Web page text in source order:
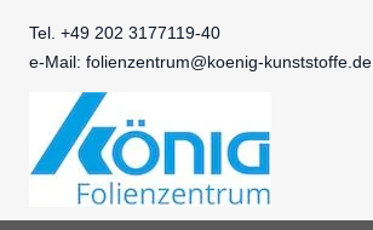
Tel. +49 202 3177119-40
e-Mail: folienzentrum@koenig-kunststoffe.de